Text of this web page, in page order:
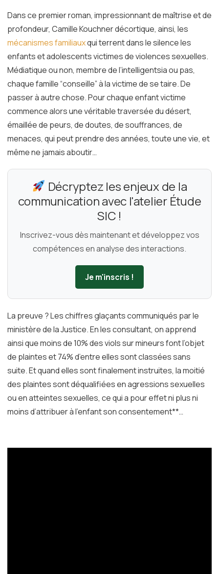
Dans ce premier roman, impressionnant de maîtrise et de
profondeur, Camille Kouchner décortique, ainsi, les
mécanismes familiauxqui terrent dans le silence les
enfants et adolescents victimes de violences sexuelles.
Médiatique ou non, membre de l’intelligentsia ou pas,
chaque famille “conseille” à la victime de se taire. De
passer à autre chose. Pour chaque enfant victime
commence alors une véritable traversée du désert,
émaillée de peurs, de doutes, de souffrances, de
menaces, qui peut prendre des années, toute une vie, et
même ne jamais aboutir…
Décryptez les enjeux de la
communication avec l'atelier Étude
SIC !
Inscrivez-vous dès maintenant et développez vos
compétences en analyse des interactions.
Je m'inscris !
La preuve ? Les chiffres glaçants communiqués par le
ministère de la Justice. En les consultant, on apprend
ainsi que moins de 10% des viols sur mineurs font l’objet
de plaintes et 74% d’entre elles sont classées sans
suite. Et quand elles sont finalement instruites, la moitié
des plaintes sont déqualifiées en agressions sexuelles
ou en atteintes sexuelles, ce qui a pour effet ni plus ni
moins d’attribuer à l’enfant son consentement**…